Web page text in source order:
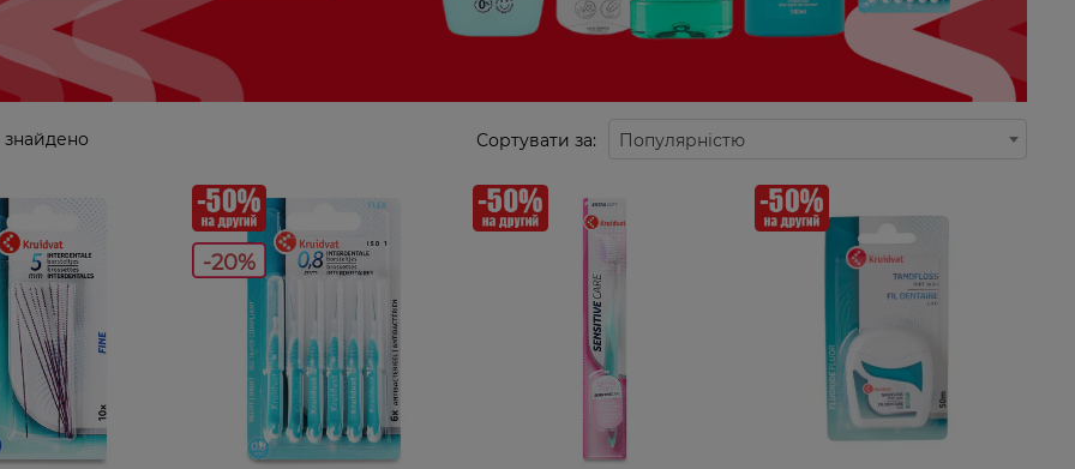
знайдено Сортувати за: Популярністю
-20%